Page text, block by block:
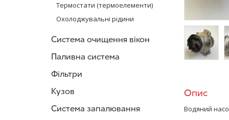
Термостати (термоелементи)
Охолоджувальні рідини
Система очищення вікон
Паливна система
Фільтри
Кузов
Система запалювання
Опис
Водяний